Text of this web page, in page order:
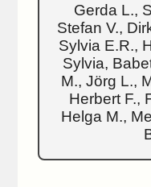
Gerda L.,
Stefan V.,
Sylvia E.R.,
Sylvia,
M., Jörg L.,
Herbert F.,
Helga M.,